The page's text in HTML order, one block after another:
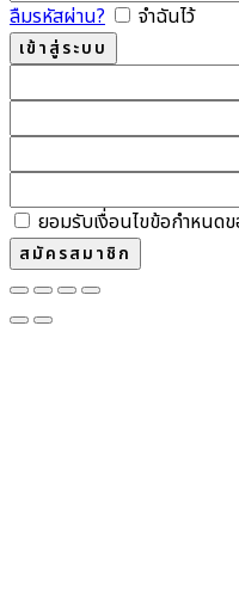
ลืมรหัสผ่าน?
จำฉันไว้
ยอมรับเงื่อนไขข้อกำหน